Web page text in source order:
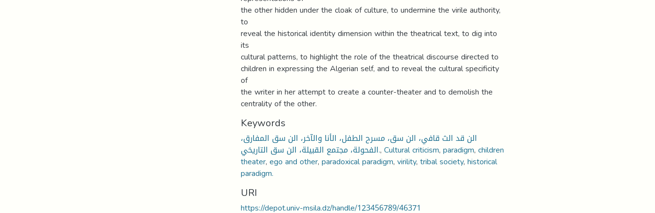
the other hidden under the cloak of culture, to undermine the virile authority,
to
reveal the historical identity dimension within the theatrical text, to dig into
its
cultural patterns, to highlight the role of the theatrical discourse directed to
children in expressing the Algerian self, and to reveal the cultural specificity
of
the writer in her attempt to create a counter-theater and to demolish the
centrality of the other.
Keywords
الن قد الث قافي، الن سق، مسرح الطفل، الأنا والآخر، الن سق المفارق،
الفحولة، مجتمع القبيلة، الن سق التاريخي.,Cultural criticism,paradigm,children
theater,ego and other,paradoxical paradigm,virility,tribal society,historical
paradigm.
URI
https://depot.univ-msila.dz/handle/123456789/46371